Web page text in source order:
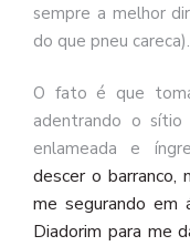
sempre a melhor
do que pneu careca).
O fato é que
adentrando o sítio
enlameada e
descer o barranco,
me segurando em
Diadorim para me